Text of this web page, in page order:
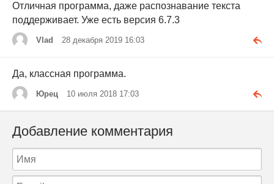
Отличная программа, даже распознавание текста
поддерживает. Уже есть версия 6.7.3
Vlad 28 декабря 2019 16:03
Да, классная программа.
Юрец 10 июля 2018 17:03
Добавление комментария